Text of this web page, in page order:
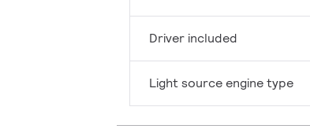
Driver included
Light source engine type